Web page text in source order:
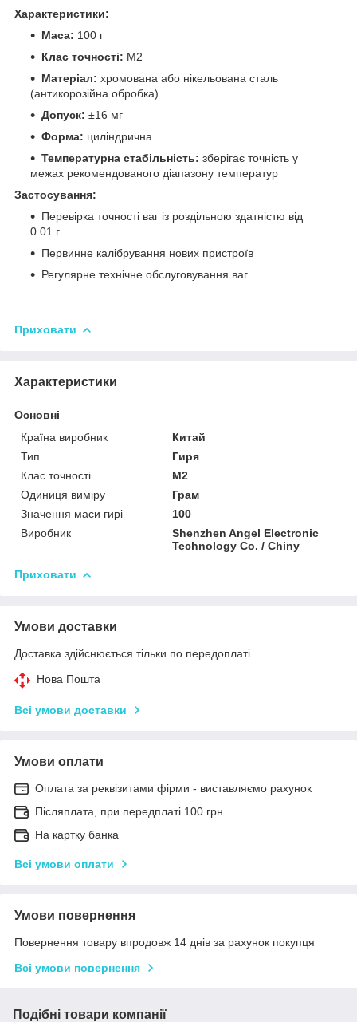
Характеристики:
Маса: 100 г
Клас точності: M2
Матеріал: хромована або нікельована сталь
(антикорозійна обробка)
Допуск: ±16 мг
Форма: циліндрична
Температурна стабільність: зберігає точність у
межах рекомендованого діапазону температур
Застосування:
Перевірка точності ваг із роздільною здатністю від
0.01 г
Первинне калібрування нових пристроїв
Регулярне технічне обслуговування ваг
Приховати
Характеристики
Основні
Країна виробник
Китай
Тип
Гиря
Клас точності
M2
Одиниця виміру
Грам
Значення маси гирі
100
Виробник
Shenzhen Angel Electronic
Technology Co. / Chiny
Приховати
Умови доставки
Доставка здійснюється тільки по передоплаті.
Нова Пошта
Всі умови доставки
Умови оплати
Оплата за реквізитами фірми - виставляємо рахунок
Післяплата, при передплаті 100 грн.
На картку банка
Всі умови оплати
Умови повернення
Повернення товару впродовж 14 днів за рахунок покупця
Всі умови повернення
Подібні товари компанії